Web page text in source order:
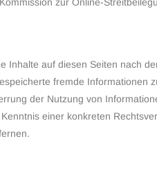
Inhalte auf diesen Seiten nach
fremde
der Nutzung von
einer konkreten